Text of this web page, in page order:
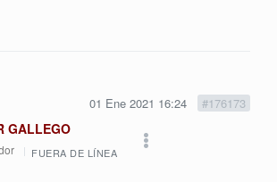
01 Ene 2021 16:24 #176173
GALLEGO
FUERA DE LÍNEA